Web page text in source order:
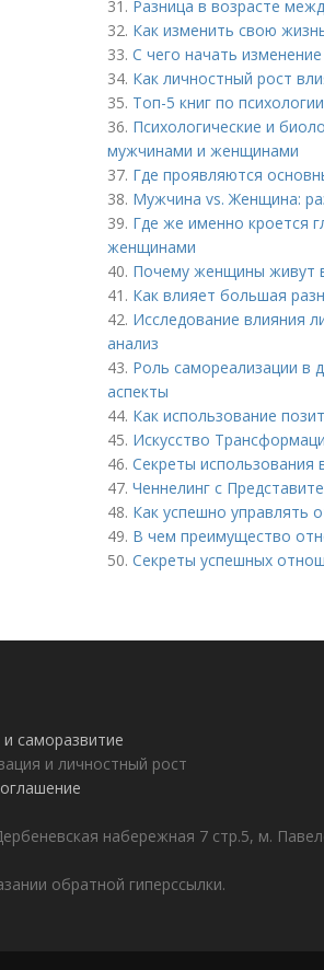
31. Разница в возрасте
32. Как изменить свою
33. С чего начать
34. Как личностный рост
35. Топ-5 книг по
36. Психологические и
мужчинами и женщинами
37. Где проявляются
38. Мужчина vs. Женщина:
39. Где же именно кроется
женщинами
40. Почему женщины живут
41. Как влияет большая
42. Исследование влияния
анализ
43. Роль самореализации в
аспекты
44. Как использование
45. Искусство
46. Секреты использования
47. Ченнелинг с
48. Как успешно управлять
49. В чем преимущество
50. Секреты успешных
саморазвитие
и личностный рост
набережная 7 стр.5, м.
обратной гиперссылки.